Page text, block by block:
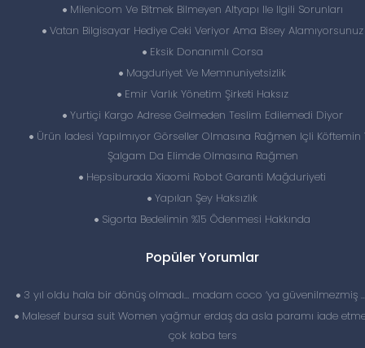
Milenicom Ve Bitmek Bilmeyen Altyapı Ile Ilgili Sorunları
Vatan Bilgisayar Hediye Ceki Veriyor Ama Bisey Alamıyorsunuz
Eksik Donanımlı Corsa
Magduriyet Ve Memnuniyetsizlik
Emir Varlık Yönetim Şirketi Haksız
Yurtiçi Kargo Adrese Gelmeden Teslim Edilemedi Diyor
Ürün Iadesi Yapılmıyor Görseller Olmasına Rağmen Içli Köftemin
Şalgam Da Elimde Olmasına Rağmen
Hepsiburada Xiaomi Robot Garanti Mağduriyeti
Yapılan Şey Haksızlık
Sigorta Bedelimin %15 Ödenmesi Hakkında
Popüler Yorumlar
3 yıl oldu hala bir dönüş olmadı… madam coco ‘ya güvenilmezmiş
Malesef bursa suit Women yağmur erdaş da asla paramı iade
çok kaba ters